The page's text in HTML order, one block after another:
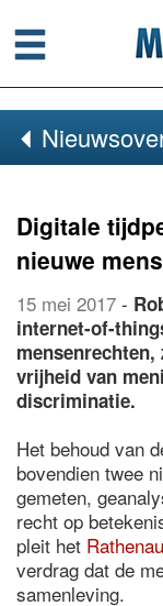
Menu
Digitale
nieuwe
15 mei 2017 -
internet-of-
vrijheid van
discriminatie.
Het behoud van
bovendien twee
gemeten,
recht op
pleit het
verdrag dat de
samenleving.